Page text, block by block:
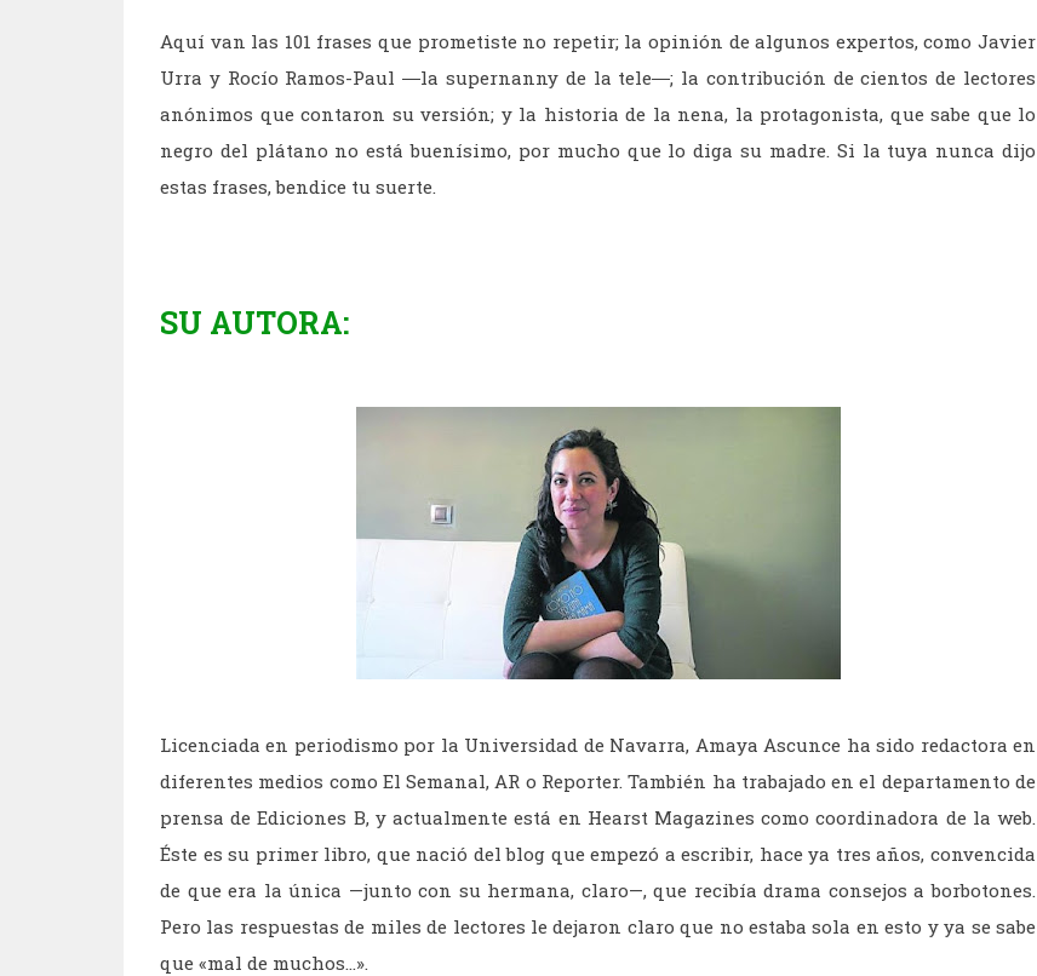
Aquí van las 101 frases que prometiste no repetir; la opinión de algunos expertos, como Javier
Urra y Rocío Ramos-Paul ―la supernanny de la tele―; la contribución de cientos de lectores
anónimos que contaron su versión; y la historia de la nena, la protagonista, que sabe que lo
negro del plátano no está buenísimo, por mucho que lo diga su madre. Si la tuya nunca dijo
estas frases, bendice tu suerte.
SU AUTORA:
Licenciada en periodismo por la Universidad de Navarra, Amaya Ascunce ha sido redactora en
diferentes medios como El Semanal, AR o Reporter. También ha trabajado en el departamento de
prensa de Ediciones B, y actualmente está en Hearst Magazines como coordinadora de la web.
Éste es su primer libro, que nació del blog que empezó a escribir, hace ya tres años, convencida
de que era la única —junto con su hermana, claro—, que recibía drama consejos a borbotones.
Pero las respuestas de miles de lectores le dejaron claro que no estaba sola en esto y ya se sabe
que «mal de muchos…».